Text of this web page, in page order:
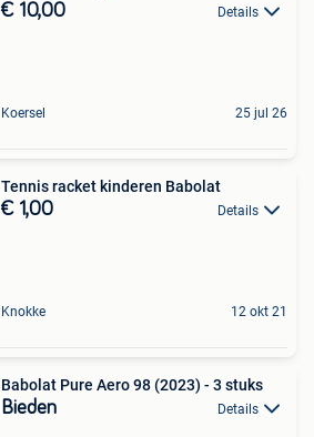
€ 10,00 Details
Koersel 25 jul 26
Tennis racket kinderen Babolat
€ 1,00 Details
Knokke 12 okt 21
Babolat Pure Aero 98 (2023) - 3 stuks
Bieden Details